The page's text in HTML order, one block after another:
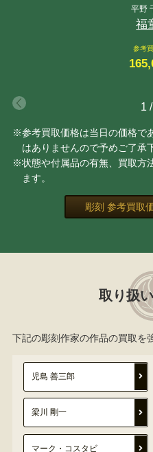
平野
福
参考
1 /
※参考買取価格は当日の価格で
はありませんので予めご了承
※状態や付属品の有無、買取方
ます。
彫刻 参考買取
取り扱
下記の彫刻作家の作品の買取を
児島 善三郎
梁川 剛一
マーク・コスタビ